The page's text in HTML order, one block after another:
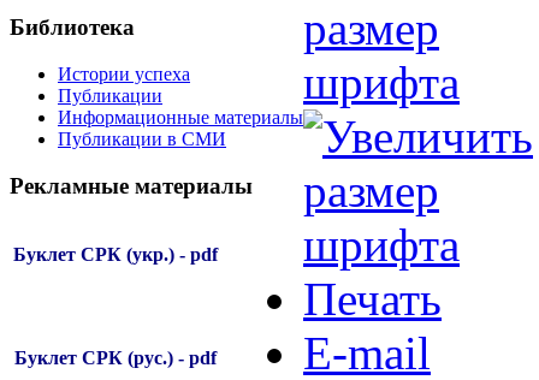
Библиотека
Истории успеха
Публикации
Информационные материалы
Публикации в СМИ
Рекламные материалы
Буклет СРК (укр.) - pdf
Буклет СРК (рус.) - pdf
Печать
E-mail